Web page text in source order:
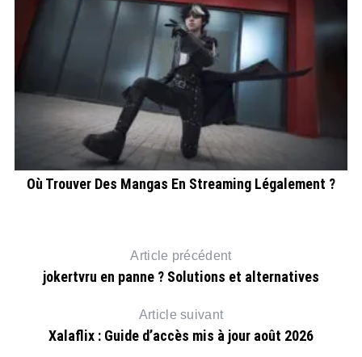
Où Trouver Des Mangas En Streaming Légalement ?
Article précédent
jokertvru en panne ? Solutions et alternatives
Article suivant
Xalaflix : Guide d’accès mis à jour août 2026